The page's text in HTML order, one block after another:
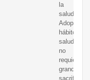
la
salud.
Adoptar
hábitos
saludables
no
requiere
grandes
sacrificios;